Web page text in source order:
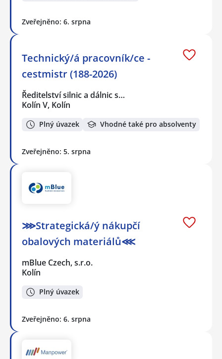
Zveřejněno: 6. srpna
Technický/á pracovník/ce -
cestmistr (188-2026)
Ředitelství silnic a dálnic s…
Kolín V, Kolín
Plný úvazek Vhodné také pro absolventy
Zveřejněno: 5. srpna
⋙Strategická/ý nákupčí
obalových materiálů⋘
mBlue Czech, s.r.o.
Kolín
Plný úvazek
Zveřejněno: 6. srpna